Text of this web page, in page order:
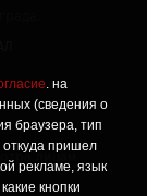
. на
(сведения о
браузера, тип
откуда пришел
рекламе, язык
кнопки
лицам